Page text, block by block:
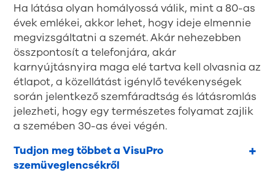
Ha látása olyan homályossá válik, mint a 80-as
évek emlékei, akkor lehet, hogy ideje elmennie
megvizsgáltatni a szemét. Akár nehezebben
összpontosít a telefonjára, akár
karnyújtásnyira maga elé tartva kell olvasnia az
étlapot, a közellátást igénylő tevékenységek
során jelentkező szemfáradtság és látásromlás
jelezheti, hogy egy természetes folyamat zajlik
a szemében 30-as évei végén.
Tudjon meg többet a VisuPro
szemüveglencsékről